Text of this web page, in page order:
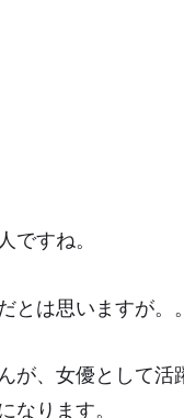
ですね。
とは思いますが。
が、女優として活
なります。